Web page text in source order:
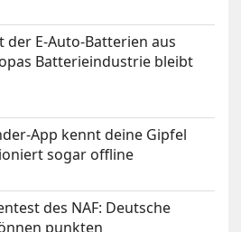
der E-Auto-Batterien aus
Batterieindustrie bleibt
App kennt deine Gipfel
sogar offline
des NAF: Deutsche
punkten